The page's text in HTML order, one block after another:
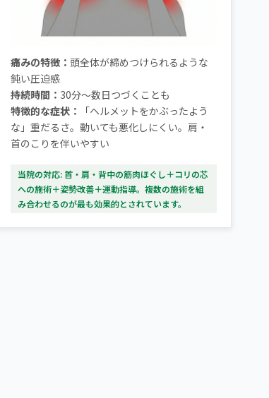
痛みの特徴： 頭全体が締めつけられるような
鈍い圧迫感
持続時間： 30分〜数日つづくことも
特徴的な症状：
「ヘルメットをかぶったよう
な」重だるさ。動いても悪化しにくい。肩・
首のこりを伴いやすい
当院の対応: 首・肩・背中の筋肉ほぐし＋コリの芯
への施術＋姿勢改善＋運動指導。複数の施術を組
み合わせるのが最も効果的とされています。